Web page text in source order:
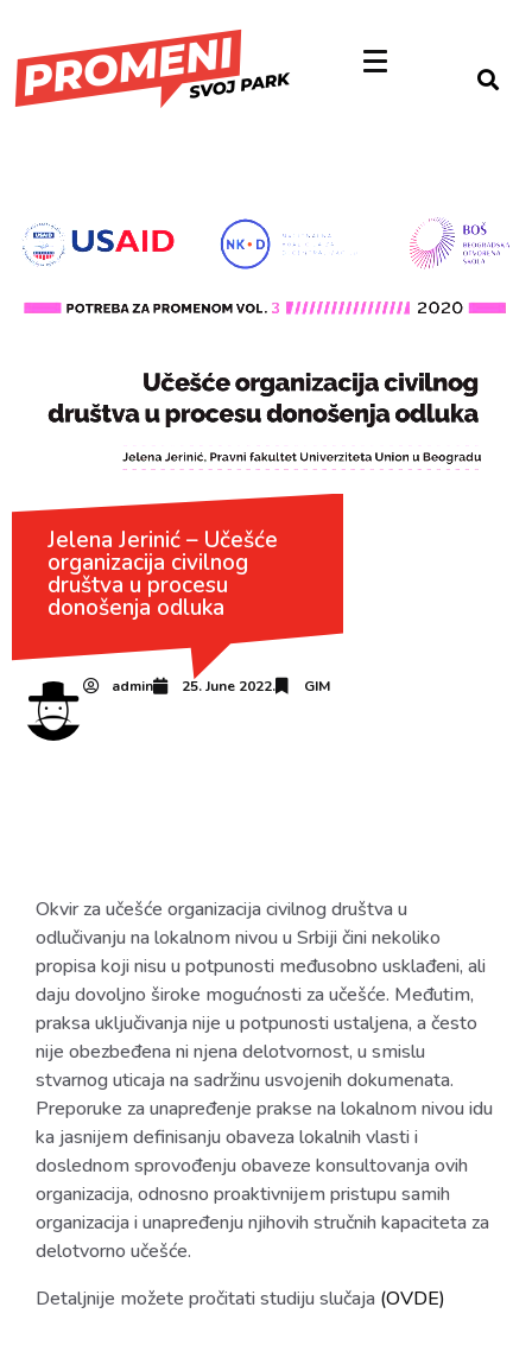
Jelena Jerinić – Učešće
organizacija civilnog
društva u procesu
donošenja odluka
admin 25. June 2022. GIM
Okvir za učešće organizacija civilnog društva u
odlučivanju na lokalnom nivou u Srbiji čini nekoliko
propisa koji nisu u potpunosti međusobno usklađeni, ali
daju dovoljno široke mogućnosti za učešće. Međutim,
praksa uključivanja nije u potpunosti ustaljena, a često
nije obezbeđena ni njena delotvornost, u smislu
stvarnog uticaja na sadržinu usvojenih dokumenata.
Preporuke za unapređenje prakse na lokalnom nivou idu
ka jasnijem definisanju obaveza lokalnih vlasti i
doslednom sprovođenju obaveze konsultovanja ovih
organizacija, odnosno proaktivnijem pristupu samih
organizacija i unapređenju njihovih stručnih kapaciteta za
delotvorno učešće.
Detaljnije možete pročitati studiju slučaja (OVDE)